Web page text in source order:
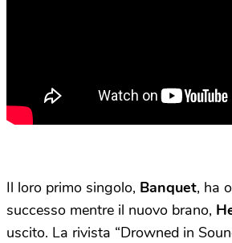
Il loro primo singolo, Banquet, ha
successo mentre il nuovo brano,
uscito. La rivista “Drowned in